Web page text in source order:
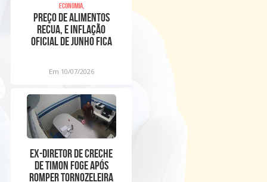
Economia,
Preço de alimentos
recua, e inflação
oficial de junho fica
Em 10/07/2026
Ex-diretor de creche
de Timon foge após
romper tornozeleira